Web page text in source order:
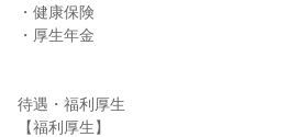
・健康保険
・厚生年金
待遇・福利厚生
【福利厚生】